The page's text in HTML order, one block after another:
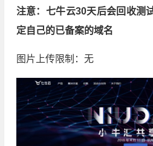
注意：七牛云30天后会回收测
定自己的已备案的域名
图片上传限制：无